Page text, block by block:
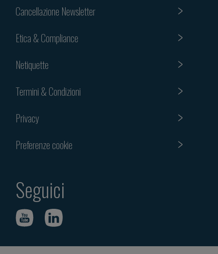
Cancellazione Newsletter
Etica & Compliance
Netiquette
Termini & Condizioni
Privacy
Preferenze cookie
Seguici